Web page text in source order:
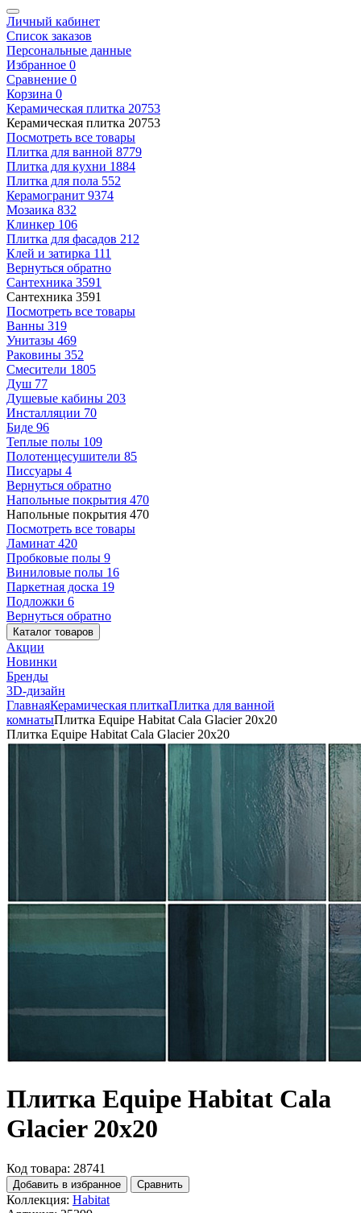
Личный кабинет
Список заказов
Персональные данные
Избранное 0
Сравнение 0
Корзина 0
Керамическая плитка 20753
Керамическая плитка 20753
Посмотреть все товары
Плитка для ванной 8779
Плитка для кухни 1884
Плитка для пола 552
Керамогранит 9374
Мозаика 832
Клинкер 106
Плитка для фасадов 212
Клей и затирка 111
Вернуться обратно
Сантехника 3591
Сантехника 3591
Посмотреть все товары
Ванны 319
Унитазы 469
Раковины 352
Смесители 1805
Душ 77
Душевые кабины 203
Инсталляции 70
Биде 96
Теплые полы 109
Полотенцесушители 85
Писсуары 4
Вернуться обратно
Напольные покрытия 470
Напольные покрытия 470
Посмотреть все товары
Ламинат 420
Пробковые полы 9
Виниловые полы 16
Паркетная доска 19
Подложки 6
Вернуться обратно
Каталог товаров
Акции
Новинки
Бренды
3D-дизайн
ГлавнаяКерамическая плиткаПлитка для ванной
комнатыПлитка Equipe Habitat Cala Glacier 20x20
Плитка Equipe Habitat Cala Glacier 20x20
Плитка Equipe Habitat Cala
Glacier 20x20
Код товара: 28741
Добавить в избранное Сравнить
Коллекция: Habitat